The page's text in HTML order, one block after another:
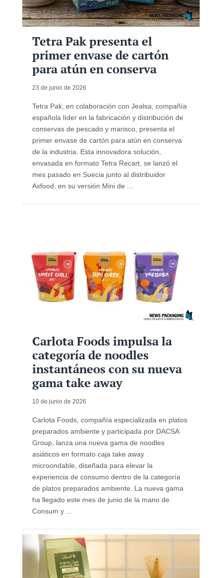
Tetra Pak presenta el
primer envase de cartón
para atún en conserva
23 de junio de 2026
Tetra Pak, en colaboración con Jealsa, compañía
española líder en la fabricación y distribución de
conservas de pescado y marisco, presenta el
primer envase de cartón para atún en conserva
de la industria. Esta innovadora solución,
envasada en formato Tetra Recart, se lanzó el
mes pasado en Suecia junto al distribuidor
Axfood, en su versión Mini de ...
Carlota Foods impulsa la
categoría de noodles
instantáneos con su nueva
gama take away
10 de junio de 2026
Carlota Foods, compañía especializada en platos
preparados ambiente y participada por DACSA
Group, lanza una nueva gama de noodles
asiáticos en formato caja take away
microondable, diseñada para elevar la
experiencia de consumo dentro de la categoría
de platos preparados ambiente. La nueva gama
ha llegado este mes de junio de la mano de
Consum y ...